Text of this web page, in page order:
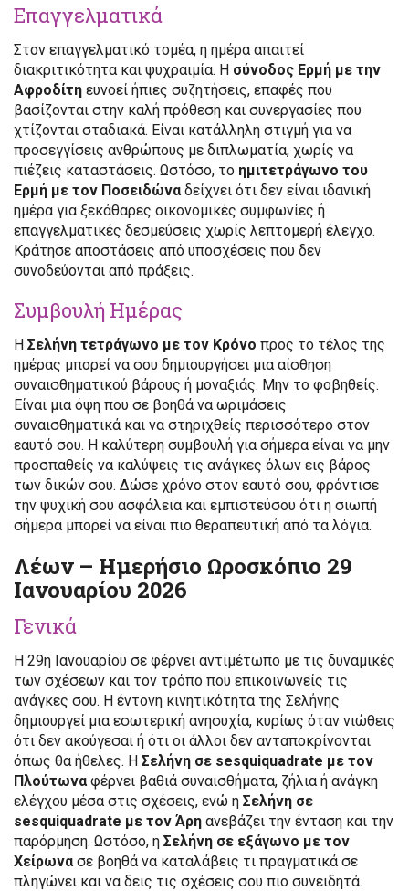
Επαγγελματικά
Στον επαγγελματικό τομέα, η ημέρα απαιτεί
διακριτικότητα και ψυχραιμία. Η σύνοδος Ερμή με την
Αφροδίτη ευνοεί ήπιες συζητήσεις, επαφές που
βασίζονται στην καλή πρόθεση και συνεργασίες που
χτίζονται σταδιακά. Είναι κατάλληλη στιγμή για να
προσεγγίσεις ανθρώπους με διπλωματία, χωρίς να
πιέζεις καταστάσεις. Ωστόσο, το ημιτετράγωνο του
Ερμή με τον Ποσειδώναδείχνει ότι δεν είναι ιδανική
ημέρα για ξεκάθαρες οικονομικές συμφωνίες ή
επαγγελματικές δεσμεύσεις χωρίς λεπτομερή έλεγχο.
Κράτησε αποστάσεις από υποσχέσεις που δεν
συνοδεύονται από πράξεις.
Συμβουλή Ημέρας
Η Σελήνη τετράγωνο με τον Κρόνο προς το τέλος της
ημέρας μπορεί να σου δημιουργήσει μια αίσθηση
συναισθηματικού βάρους ή μοναξιάς. Μην το φοβηθείς.
Είναι μια όψη που σε βοηθά να ωριμάσεις
συναισθηματικά και να στηριχθείς περισσότερο στον
εαυτό σου. Η καλύτερη συμβουλή για σήμερα είναι να μην
προσπαθείς να καλύψεις τις ανάγκες όλων εις βάρος
των δικών σου. Δώσε χρόνο στον εαυτό σου, φρόντισε
την ψυχική σου ασφάλεια και εμπιστεύσου ότι η σιωπή
σήμερα μπορεί να είναι πιο θεραπευτική από τα λόγια.
Λέων – Ημερήσιο Ωροσκόπιο 29
Ιανουαρίου 2026
Γενικά
Η 29η Ιανουαρίου σε φέρνει αντιμέτωπο με τις δυναμικές
των σχέσεων και τον τρόπο που επικοινωνείς τις
ανάγκες σου. Η έντονη κινητικότητα της Σελήνης
δημιουργεί μια εσωτερική ανησυχία, κυρίως όταν νιώθεις
ότι δεν ακούγεσαι ή ότι οι άλλοι δεν ανταποκρίνονται
όπως θα ήθελες. Η Σελήνη σε sesquiquadrate με τον
Πλούτωναφέρνει βαθιά συναισθήματα, ζήλια ή ανάγκη
ελέγχου μέσα στις σχέσεις, ενώ η Σελήνη σε
sesquiquadrate με τον Άρη ανεβάζει την ένταση και την
παρόρμηση. Ωστόσο, η Σελήνη σε εξάγωνο με τον
Χείρωνασε βοηθά να καταλάβεις τι πραγματικά σε
πληγώνει και να δεις τις σχέσεις σου πιο συνειδητά.